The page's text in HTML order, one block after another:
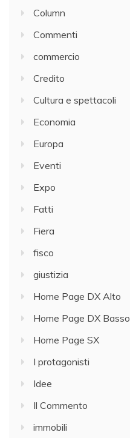
Column
Commenti
commercio
Credito
Cultura e spettacoli
Economia
Europa
Eventi
Expo
Fatti
Fiera
fisco
giustizia
Home Page DX Alto
Home Page DX Basso
Home Page SX
I protagonisti
Idee
Il Commento
immobili